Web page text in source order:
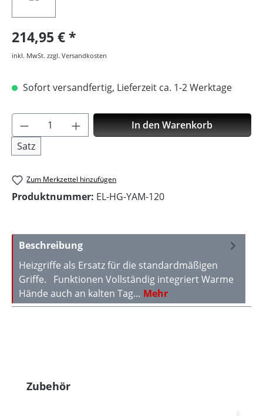
214,95 €
inkl. MwSt. zzgl. Versandkosten
Sofort versandfertig, Lieferzeit ca. 1-2 Werktage
Produkt Anzahl: Gib den gewünschten
Satz
In den Warenkorb
Zum Merkzettel hinzufügen
Produktnummer: EL-HG-YAM-120
Beschreibung
Heizgriffe als Ersatz für die standardmäßigen
Griffe. Funktionen Vollständig integriert Warme
Hände auch an kalten Tag… Mehr
Produktgalerie überspringen
Zubehör